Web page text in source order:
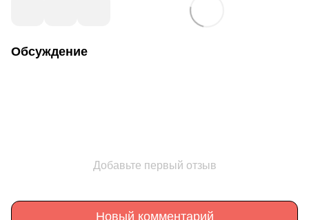
Обсуждение
Добавьте первый отзыв
Новый комментарий